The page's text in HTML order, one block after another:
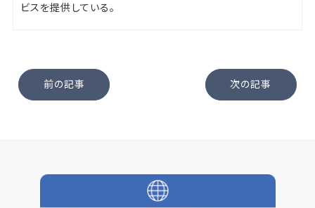
ビスを提供している。
前の記事 次の記事